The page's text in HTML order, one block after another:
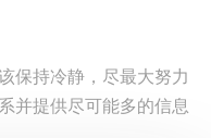
保持冷静，尽最大努力
并提供尽可能多的信息